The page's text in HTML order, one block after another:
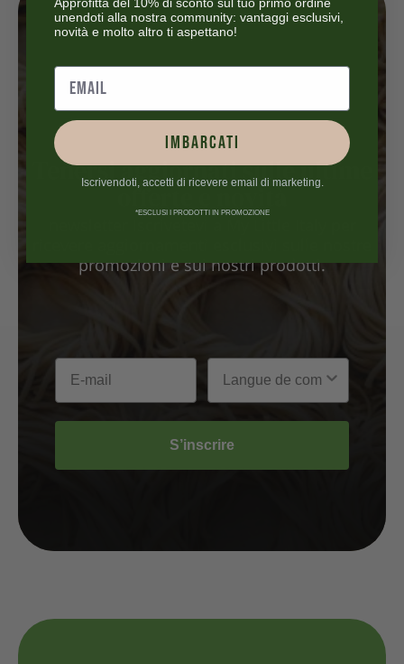
Tenersi aggiornati sulle ultime
offerte e novità
promozioni e sui nostri prodotti.
S’inscrire
unendoti alla nostra community: vantaggi esclusivi,
novità e molto altro ti aspettano!
IMBARCATI
Iscrivendoti, accetti di ricevere email di marketing.
*ESCLUSI I PRODOTTI IN PROMOZIONE